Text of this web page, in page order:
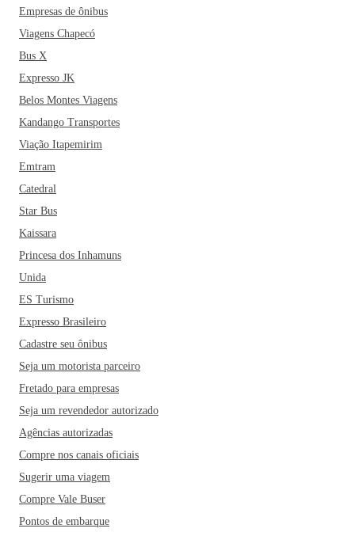
espalhados pela cidade e região, como o Freitas Park,
Parque Ecológico Santa Luzia, a cachoeira Três Marias e a
cachoeira do Macapá.
grande banco de areia nas margens do Rio Tocantins,
formando a conhecida Praia do Cacau. O local é ótimo para
se refrescar nos dias quentes e também uma oferece uma
bela vista de um dos cartões postais de Imperatriz, a ponte
Dom Afonso Felipe Gregory. Ah, vale lembrar que
Empresas de ônibus
Viagens Chapecó
Bus X
Expresso JK
Belos Montes Viagens
Kandango Transportes
Viação Itapemirim
Emtram
Catedral
Star Bus
Kaissara
Princesa dos Inhamuns
Unida
ES Turismo
Expresso Brasileiro
Cadastre seu ônibus
Seja um motorista parceiro
Fretado para empresas
Seja um revendedor autorizado
Agências autorizadas
Compre nos canais oficiais
Sugerir uma viagem
Compre Vale Buser
Pontos de embarque